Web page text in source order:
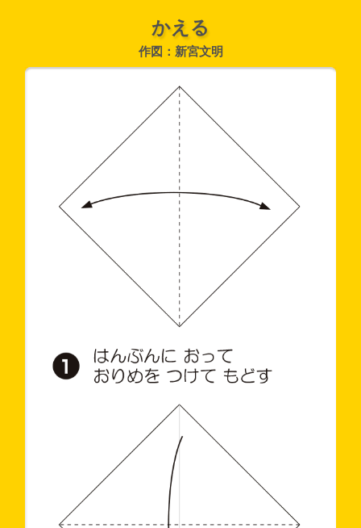
かえる
作図：新宮文明